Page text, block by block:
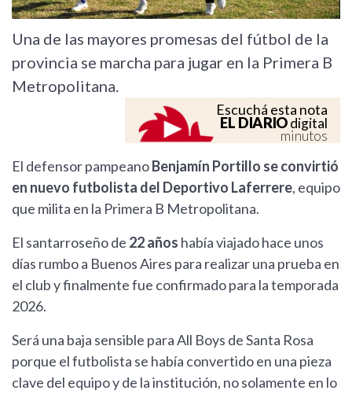
Una de las mayores promesas del fútbol de la
provincia se marcha para jugar en la Primera B
Metropolitana.
Escuchá esta nota
EL DIARIOdigital
minutos
El defensor pampeanoBenjamín Portillo se convirtió
en nuevo futbolista del Deportivo Laferrere, equipo
que milita en la Primera B Metropolitana.
El santarroseño de 22 años había viajado hace unos
días rumbo a Buenos Aires para realizar una prueba en
el club y finalmente fue confirmado para la temporada
2026.
Será una baja sensible para All Boys de Santa Rosa
porque el futbolista se había convertido en una pieza
clave del equipo y de la institución, no solamente en lo